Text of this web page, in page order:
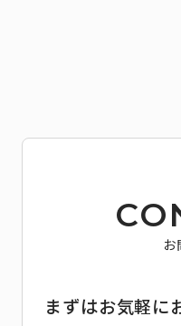
お
まずはお気軽に